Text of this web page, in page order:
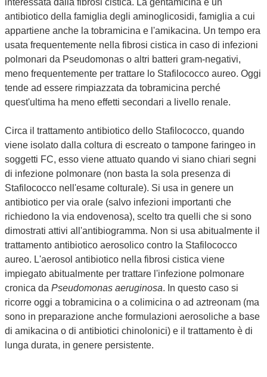
antibiotico della famiglia degli aminoglicosidi, famiglia a cui
appartiene anche la tobramicina e l'amikacina. Un tempo era
usata frequentemente nella fibrosi cistica in caso di infezioni
polmonari da Pseudomonas o altri batteri gram-negativi,
meno frequentemente per trattare lo Stafilococco aureo. Oggi
tende ad essere rimpiazzata da tobramicina perché
quest'ultima ha meno effetti secondari a livello renale.
Circa il trattamento antibiotico dello Stafilococco, quando
viene isolato dalla coltura di escreato o tampone faringeo in
soggetti FC, esso viene attuato quando vi siano chiari segni
di infezione polmonare (non basta la sola presenza di
Stafilococco nell'esame colturale). Si usa in genere un
antibiotico per via orale (salvo infezioni importanti che
richiedono la via endovenosa), scelto tra quelli che si sono
dimostrati attivi all'antibiogramma. Non si usa abitualmente il
trattamento antibiotico aerosolico contro la Stafilococco
aureo. L'aerosol antibiotico nella fibrosi cistica viene
impiegato abitualmente per trattare l'infezione polmonare
cronica da Pseudomonas aeruginosa. In questo caso si
ricorre oggi a tobramicina o a colimicina o ad aztreonam (ma
sono in preparazione anche formulazioni aerosoliche a base
di amikacina o di antibiotici chinolonici) e il trattamento è di
lunga durata, in genere persistente.